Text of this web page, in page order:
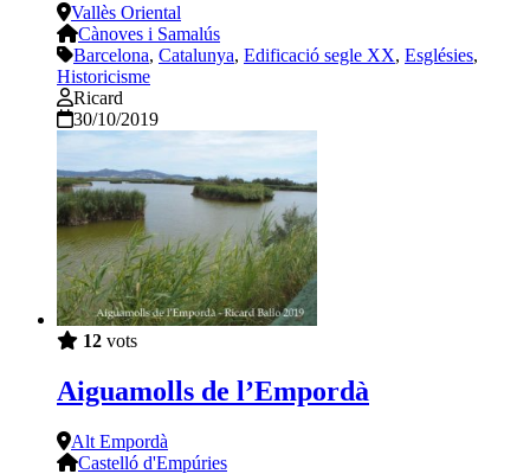
Vallès Oriental
Cànoves i Samalús
Barcelona, Catalunya, Edificació segle XX, Esglésies,
Historicisme
Ricard
30/10/2019
12 vots
Aiguamolls de l’Empordà
Alt Empordà
Castelló d'Empúries